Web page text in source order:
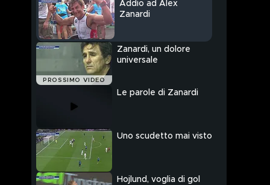
Addio ad Alex
Zanardi
PROSSIMO VIDEO
Zanardi, un dolore
universale
Le parole di Zanardi
Uno scudetto mai visto
Hojlund, voglia di gol